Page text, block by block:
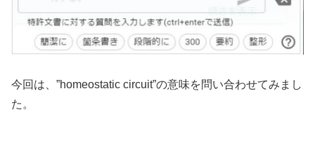
今回は、”homeostatic circuit”の意味を問い合わせてみまし
た。